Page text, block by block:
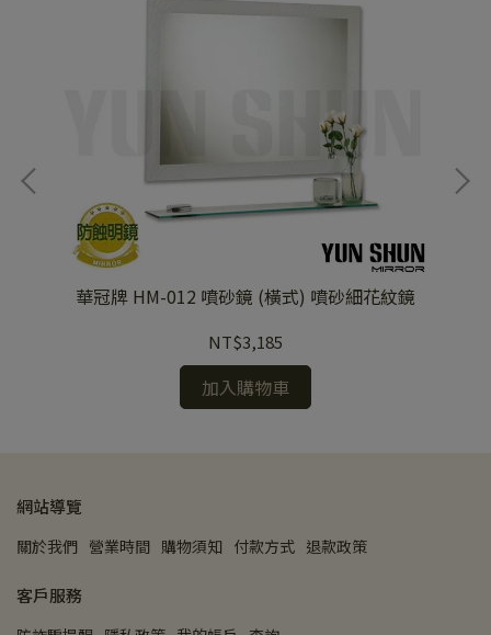
華冠牌 HM-012 噴砂鏡 (橫式) 噴砂細花紋鏡
NT$3,185
加入購物車
網站導覽
關於我們 營業時間 購物須知 付款方式 退款政策
客戶服務